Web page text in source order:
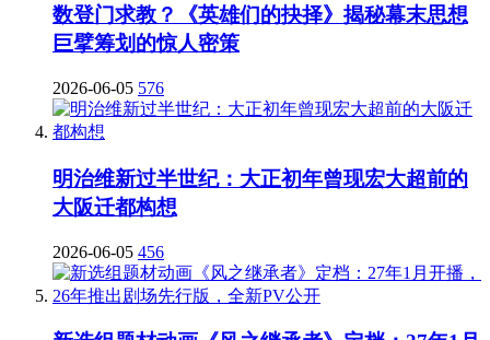
数登门求教？《英雄们的抉择》揭秘幕末思想
巨擘筹划的惊人密策
2026-06-05 576
明治维新过半世纪：大正初年曾现宏大超前的
大阪迁都构想
2026-06-05 456